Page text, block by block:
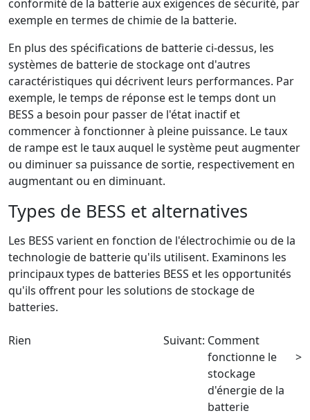
conformité de la batterie aux exigences de sécurité, par
exemple en termes de chimie de la batterie.
En plus des spécifications de batterie ci-dessus, les
systèmes de batterie de stockage ont d'autres
caractéristiques qui décrivent leurs performances. Par
exemple, le temps de réponse est le temps dont un
BESS a besoin pour passer de l'état inactif et
commencer à fonctionner à pleine puissance. Le taux
de rampe est le taux auquel le système peut augmenter
ou diminuer sa puissance de sortie, respectivement en
augmentant ou en diminuant.
Types de BESS et alternatives
Les BESS varient en fonction de l'électrochimie ou de la
technologie de batterie qu'ils utilisent. Examinons les
principaux types de batteries BESS et les opportunités
qu'ils offrent pour les solutions de stockage de
batteries.
Rien Suivant: Comment
fonctionne le
stockage
d'énergie de la
batterie
>